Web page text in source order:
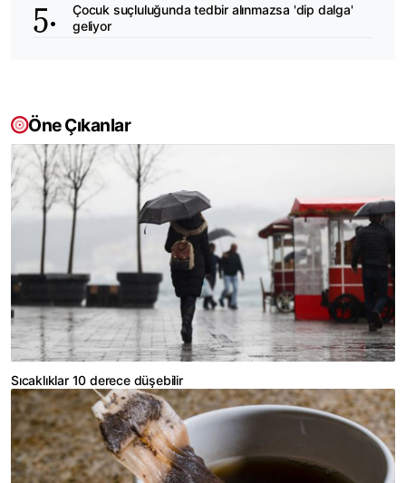
Çocuk suçluluğunda tedbir alınmazsa 'dip dalga'
geliyor
Öne Çıkanlar
Sıcaklıklar 10 derece düşebilir